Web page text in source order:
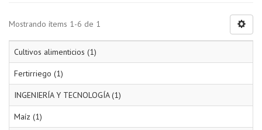
Mostrando ítems 1-6 de 1
Cultivos alimenticios (1)
Fertirriego (1)
INGENIERÍA Y TECNOLOGÍA (1)
Maíz (1)